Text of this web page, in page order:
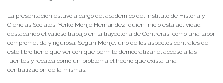
La presentación estuvo a cargo del académico del Instituto de Historia y
Ciencias Sociales, Yerko Monje Hernández, quien inició esta actividad
destacando el valioso trabajo en la trayectoria de Contreras, como una labor
comprometida y rigurosa. Según Monje, uno de los aspectos centrales de
este libro tiene que ver con que permite democratizar el acceso a las
fuentes y recalca como un problema el hecho que exista una
centralización de la mismas.